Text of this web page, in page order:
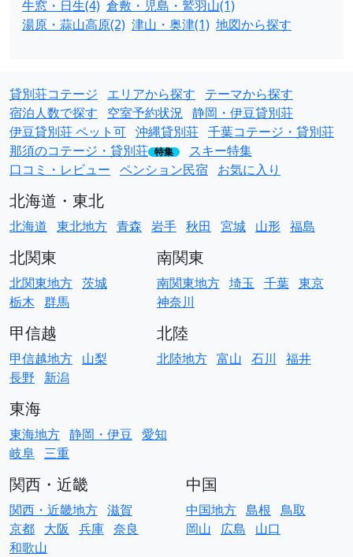
牛窓・日生(4) 倉敷・児島・鷲羽山(1)
湯原・蒜山高原(2) 津山・奥津(1) 地図から探す
貸別荘コテージ エリアから探す
テーマから探す
宿泊人数で探す
空室予約状況 静岡・伊豆貸別荘
伊豆貸別荘 ペット可 沖縄貸別荘 千葉コテージ・貸別荘
那須のコテージ・貸別荘 特集
スキー特集
口コミ・レビュー ペンション民宿 お気に入り
北海道・東北
北海道 東北地方 青森 岩手 秋田 宮城 山形 福島
北関東
北関東地方 茨城
栃木 群馬
南関東
南関東地方 埼玉 千葉 東京
神奈川
甲信越
甲信越地方 山梨
長野
新潟
北陸
北陸地方 富山 石川 福井
東海
東海地方 静岡・伊豆 愛知
岐阜 三重
関西・近畿
関西・近畿地方 滋賀
京都 大阪 兵庫 奈良
和歌山
中国
中国地方 島根 鳥取
岡山
広島 山口